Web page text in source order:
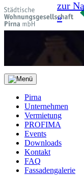
zur
»
Pirna
Unternehmen
Vermietung
PROFIMA
Events
Downloads
Kontakt
FAQ
Fassadengalerie